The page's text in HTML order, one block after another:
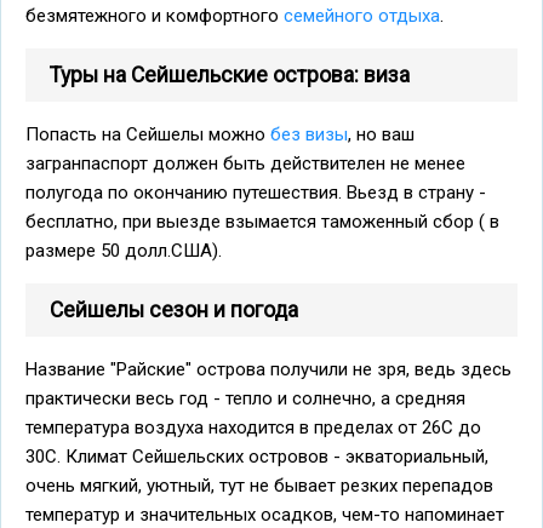
безмятежного и комфортного семейного отдыха.
Туры на Сейшельские острова: виза
Попасть на Сейшелы можно без визы, но ваш
загранпаспорт должен быть действителен не менее
полугода по окончанию путешествия. Вьезд в страну -
бесплатно, при выезде взымается таможенный сбор ( в
размере 50 долл.США).
Сейшелы сезон и погода
Название "Райские" острова получили не зря, ведь здесь
практически весь год - тепло и солнечно, а средняя
температура воздуха находится в пределах от 26С до
30С. Климат Сейшельских островов - экваториальный,
очень мягкий, уютный, тут не бывает резких перепадов
температур и значительных осадков, чем-то напоминает